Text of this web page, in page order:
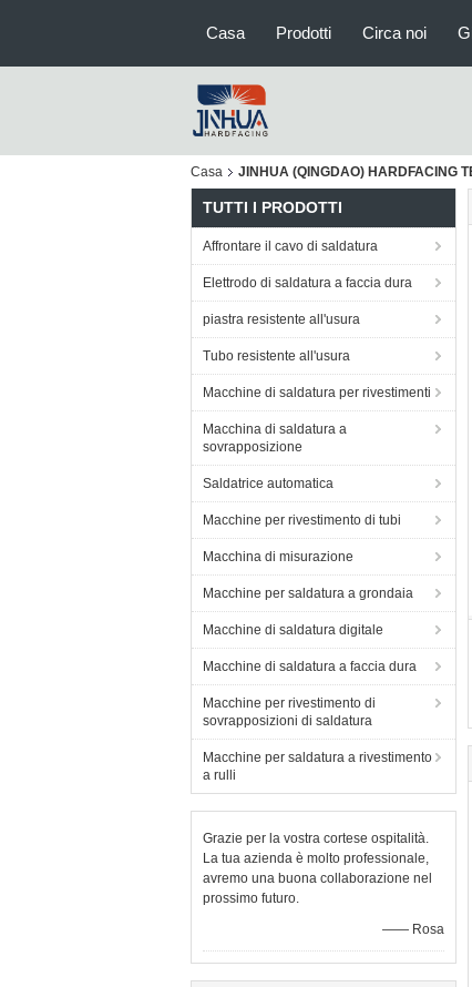
Casa Prodotti Circa noi
Casa JINHUA (QINGDAO) HARDFACING
TUTTI I PRODOTTI
Affrontare il cavo di saldatura
Elettrodo di saldatura a faccia dura
piastra resistente all'usura
Tubo resistente all'usura
Macchine di saldatura per rivestimenti
Macchina di saldatura a
sovrapposizione
Saldatrice automatica
Macchine per rivestimento di tubi
Macchina di misurazione
Macchine per saldatura a grondaia
Macchine di saldatura digitale
Macchine di saldatura a faccia dura
Macchine per rivestimento di
sovrapposizioni di saldatura
Macchine per saldatura a rivestimento
a rulli
Grazie per la vostra cortese ospitalità.
La tua azienda è molto professionale,
avremo una buona collaborazione nel
prossimo futuro.
—— Rosa